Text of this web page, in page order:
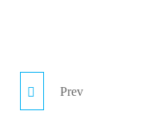
KOMPRESÖRLÜ OTO
Prev